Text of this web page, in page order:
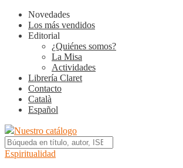
Novedades
Los más vendidos
Editorial
¿Quiénes somos?
La Misa
Actividades
Librería Claret
Contacto
Català
Español
Nuestro catálogo
Espiritualidad